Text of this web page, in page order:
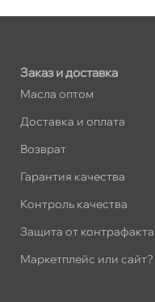
Заказ и доставка
Масла оптом
Доставка и оплата
озврат
Гарантия качества
Контроль качества
Защита от контрафакта
Маркетплейс или сайт?